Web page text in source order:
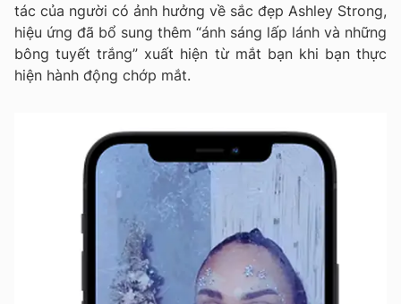
tác của người có ảnh hưởng về sắc đẹp Ashley Strong,
hiệu ứng đã bổ sung thêm “ánh sáng lấp lánh và những
bông tuyết trắng” xuất hiện từ mắt bạn khi bạn thực
hiện hành động chớp mắt.